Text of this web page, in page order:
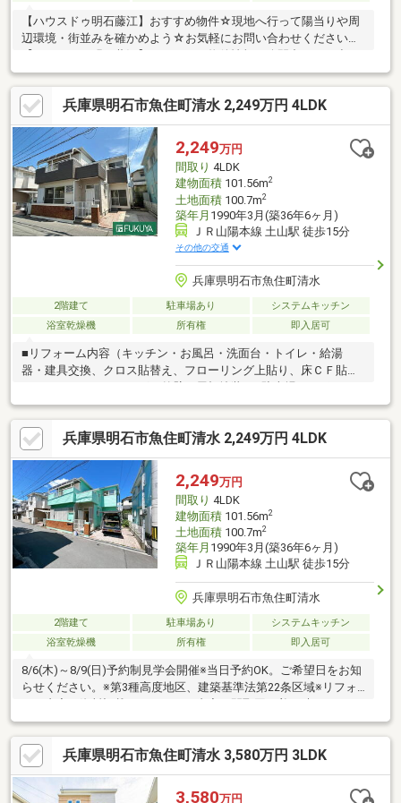
【ハウスドゥ明石藤江】おすすめ物件☆現地へ行って陽当りや周
辺環境・街並みを確かめよう☆お気軽にお問い合わせください
【ハウスドゥ明石藤江】はすべての物件情報を公開中どんな小さ
な事でもご相談ください全力でお手伝い・サポートさせていただ
きます！～お客様のより近くにある安心・便利・信頼されるお店
づくりを展開中～
兵庫県明石市魚住町清水 2,249万円 4LDK
2,249万円
間取り 4LDK
建物面積101.56m2
土地面積100.7m2
築年月 1990年3月(築36年6ヶ月)
ＪＲ山陽本線 土山駅 徒歩15分
その他の交通
兵庫県明石市魚住町清水
2階建て 駐車場あり
システムキッチン
浴室乾燥機
所有権 即入居可
■リフォーム内容（キッチン・お風呂・洗面台・トイレ・給湯
器・建具交換、クロス貼替え、フローリング上貼り、床ＣＦ貼替
付き■周辺環境・清水小学校まで約１５００ｍ・魚住中学校まで
約２２００ｍ・マルアイ六分一店まで約５７０ｍ■明石店紹介
「ＪＲ明石駅」「山陽明石駅」から徒歩６分の立地。国道２号線
沿いアスピア明石の南東側に店舗を位置し、駐車場は店舗南にご
ざいます。※資料請求は、左下のオレンジ色【資料請求】よりお
問い合わせください。直接のお問い合わせは、フリーダイヤル
【0120-298-550】まで。
兵庫県明石市魚住町清水 2,249万円 4LDK
2,249万円
間取り 4LDK
建物面積101.56m2
土地面積100.7m2
築年月 1990年3月(築36年6ヶ月)
ＪＲ山陽本線 土山駅 徒歩15分
兵庫県明石市魚住町清水
2階建て 駐車場あり
システムキッチン
浴室乾燥機
所有権 即入居可
8/6(木)～8/9(日)予約制見学会開催※当日予約OK。ご希望日をお知
らせください。※第3種高度地区、建築基準法第22条区域※リフォ
あり、着工後の状況によっては内容を変更する場合がございま
す。※各階面積：1階55.89㎡ 2階45.67㎡※情報と現況が相違する場
合は、現況優先とします。※司法書士・個別プロパン供給会社は
売主の指定になります。プロパンガスの消費に係る配管設備、ガ
ス器具等は、本土地建物の販売価格には含まれておりません。※
兵庫県明石市魚住町清水 3,580万円 3LDK
3,580万円